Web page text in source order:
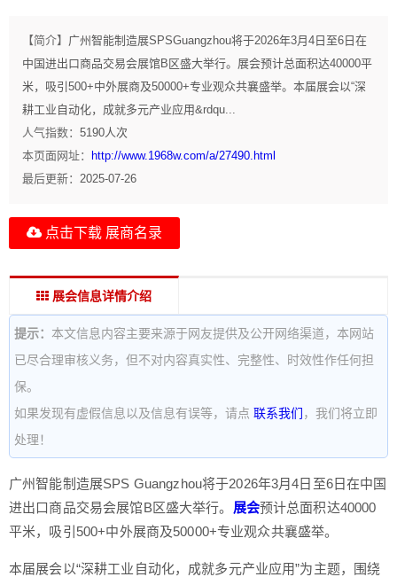
【简介】 广州智能制造展SPSGuangzhou将于2026年3月4日至6日在
中国进出口商品交易会展馆B区盛大举行。展会预计总面积达40000平
米，吸引500+中外展商及50000+专业观众共襄盛举。本届展会以“深
耕工业自动化，成就多元产业应用&rdqu...
人气指数： 5190人次
本页面网址：
http://www.1968w.com/a/27490.html
最后更新： 2025-07-26
点击下载 展商名录
展会信息详情介绍
提示： 本文信息内容主要来源于网友提供及公开网络渠道，本网站
已尽合理审核义务，但不对内容真实性、完整性、时效性作任何担
保。
如果发现有虚假信息以及信息有误等，请点 联系我们 ，我们将立即
处理！
广州智能制造展SPS Guangzhou将于2026年3月4日至6日在中国
进出口商品交易会展馆B区盛大举行。 展会预计总面积达40000
平米，吸引500+中外展商及50000+专业观众共襄盛举。
本届展会以“深耕工业自动化，成就多元产业应用”为主题，围绕